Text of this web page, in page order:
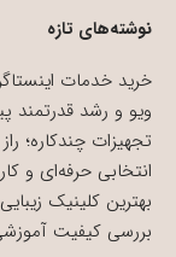
نوشته‌های تازه
خرید خدمات
ویو و رشد قدرتمند
تجهیزات چندکاره؛
انتخابی حرفه‌ای و
بهترین کلینیک
بررسی کیفیت